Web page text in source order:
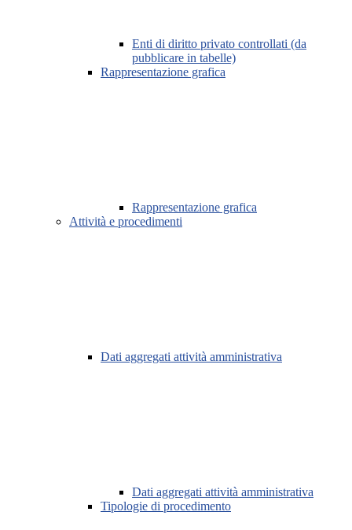
Enti di diritto privato controllati (da
pubblicare in tabelle)
Rappresentazione grafica
Rappresentazione grafica
Attività e procedimenti
Dati aggregati attività amministrativa
Dati aggregati attività amministrativa
Tipologie di procedimento